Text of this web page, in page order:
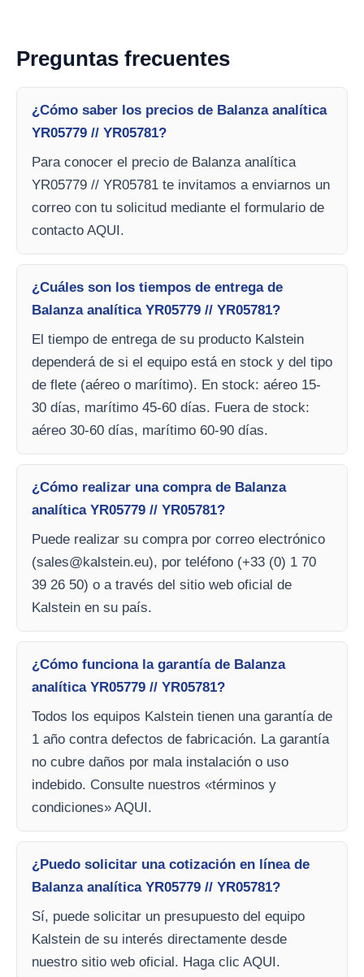
Preguntas frecuentes
¿Cómo saber los precios de Balanza analítica
YR05779 // YR05781?
Para conocer el precio de Balanza analítica
YR05779 // YR05781 te invitamos a enviarnos un
correo con tu solicitud mediante el formulario de
contacto AQUI.
¿Cuáles son los tiempos de entrega de
Balanza analítica YR05779 // YR05781?
El tiempo de entrega de su producto Kalstein
dependerá de si el equipo está en stock y del tipo
de flete (aéreo o marítimo). En stock: aéreo 15-
30 días, marítimo 45-60 días. Fuera de stock:
aéreo 30-60 días, marítimo 60-90 días.
¿Cómo realizar una compra de Balanza
analítica YR05779 // YR05781?
Puede realizar su compra por correo electrónico
(sales@kalstein.eu), por teléfono (+33 (0) 1 70
39 26 50) o a través del sitio web oficial de
Kalstein en su país.
¿Cómo funciona la garantía de Balanza
analítica YR05779 // YR05781?
Todos los equipos Kalstein tienen una garantía de
1 año contra defectos de fabricación. La garantía
no cubre daños por mala instalación o uso
indebido. Consulte nuestros «términos y
condiciones» AQUI.
¿Puedo solicitar una cotización en línea de
Balanza analítica YR05779 // YR05781?
Sí, puede solicitar un presupuesto del equipo
Kalstein de su interés directamente desde
nuestro sitio web oficial. Haga clic AQUI.